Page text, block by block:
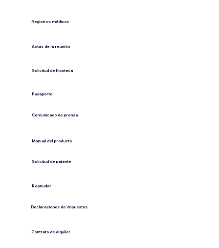
Registros médicos
Actas de la reunión
Solicitud de hipoteca
Pasaporte
Comunicado de prensa
​Manual del producto
​Solicitud de patente
Contrato de alquiler
​Reanudar
Declaraciones de impuestos